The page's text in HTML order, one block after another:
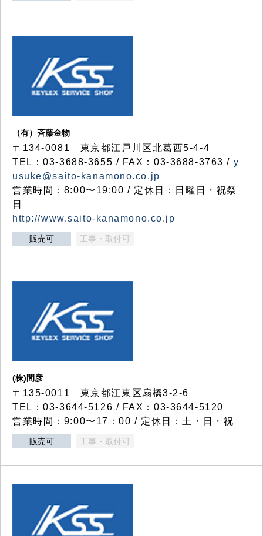
（有）斉藤金物
〒134-0081 東京都江戸川区北葛西5-4-4
TEL：03-3688-3655 / FAX：03-3688-3763 / y
usuke@saito-kanamono.co.jp
営業時間：8:00〜19:00 / 定休日：日曜日・祝祭
日
http://www.saito-kanamono.co.jp
販売可 工事・取付可
(株)間彦
〒135-0011 東京都江東区扇橋3-2-6
TEL：03-3644-5126 / FAX：03-3644-5120
営業時間：9:00〜17：00 / 定休日：土・日・祝
販売可 工事・取付可